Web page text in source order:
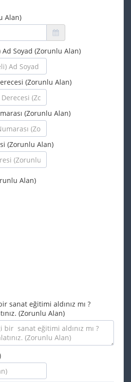
Alan)
Ad Soyad (Zorunlu Alan)
(Zorunlu Alan)
(Zorunlu Alan)
(Zorunlu Alan)
Alan)
sanat eğitimi aldınız mı ?
(Zorunlu Alan)